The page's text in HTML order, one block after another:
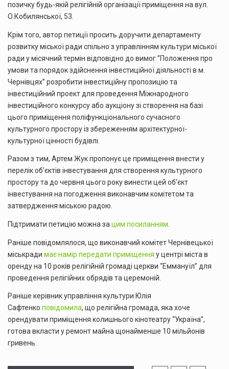
позичку будь-якій релігійній організації приміщення на вул.
О.Кобилянської, 53.
Крім того, автор петиції просить доручити департаменту
розвитку міської ради спільно з управлінням культури міської
ради у місячний термін відповідно до вимог ”Положення про
умови та порядок здійснення інвестиційної діяльності в м.
Чернівцях” розробити інвестиційну пропозицію та
інвестиційний проект для проведення Міжнародного
інвестиційного конкурсу або аукціону зі створення на базі
цього приміщення поліфункціонального сучасного
культурного простору із збереженням архітектурної-
культурної цінності будівлі.
Разом з тим, Артем Жук пропонує це приміщення внести у
перелік об’єктів інвестування для створення культурного
простору та до червня цього року винести цей об’єкт
інвестування на погодження виконавчим комітетом та
затвердження міською радою.
Підтримати петицію можна за цим посиланням
Раніше повідомлялося, що виконавчий комітет Чернівецької
міськради має намір передати приміщення у центрі міста в
оренду на 10 років релігійній громаді церкви “Еммануїл” для
проведення релігійних обрядів та церемоній.
Раніше керівник управління культури Юлія
Сафтенко повідомила, що релігійна громада, яка хоче
орендувати приміщення колишнього кінотеатру “Україна”,
готова вкласти у ремонт майна щонайменше 10 мільйонів
гривень.